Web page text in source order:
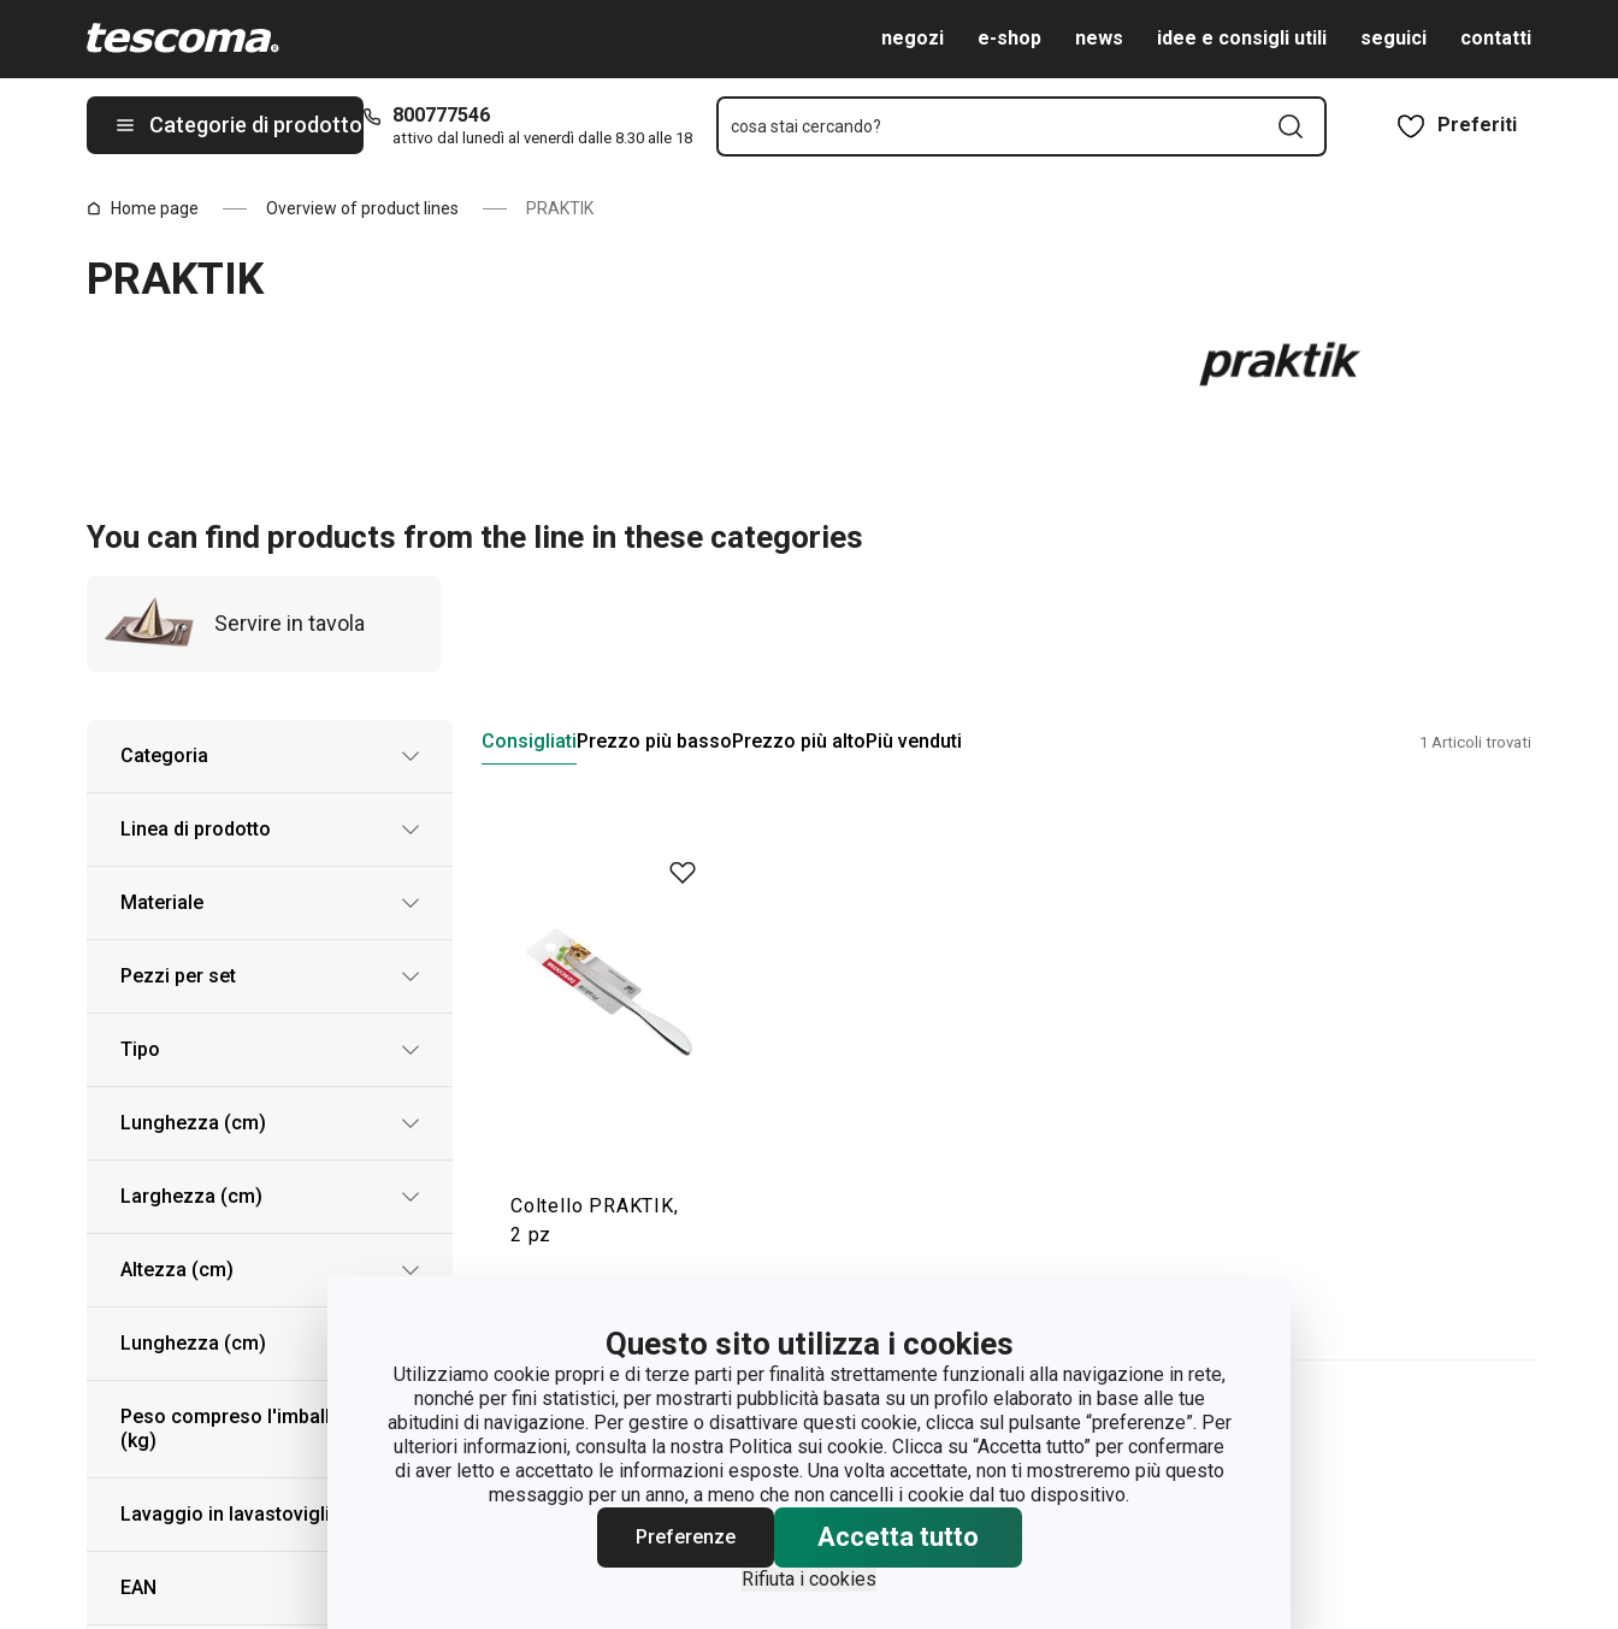
Questo sito utilizza i cookies
Utilizziamo cookie propri e di terze parti per finalità strettamente funzionali alla navigazione in rete,
nonché per fini statistici, per mostrarti pubblicità basata su un profilo elaborato in base alle tue
abitudini di navigazione. Per gestire o disattivare questi cookie, clicca sul pulsante “preferenze”. Per
ulteriori informazioni, consulta la nostra Politica sui cookie. Clicca su “Accetta tutto” per confermare
di aver letto e accettato le informazioni esposte. Una volta accettate, non ti mostreremo più questo
messaggio per un anno, a meno che non cancelli i cookie dal tuo dispositivo.
Preferenze
Accetta tutto
Rifiuta i cookies
negozi e-shop news idee e consigli utili seguici contatti
Categorie di prodotto 800777546
attivo dal lunedì al venerdì dalle 8.30 alle 18
cosa stai cercando? Preferiti
Home page Overview of product lines PRAKTIK
PRAKTIK
You can find products from the line in these categories
Servire in tavola
Categoria
Linea di prodotto
Materiale
Pezzi per set
Tipo
Lunghezza (cm)
Larghezza (cm)
Altezza (cm)
Lunghezza (cm)
Peso compreso l'imballaggio
(kg)
Lavaggio in lavastoviglie
EAN
ConsigliatiPrezzo più bassoPrezzo più altoPiù venduti 1 Articoli trovati
Coltello PRAKTIK,
2 pz